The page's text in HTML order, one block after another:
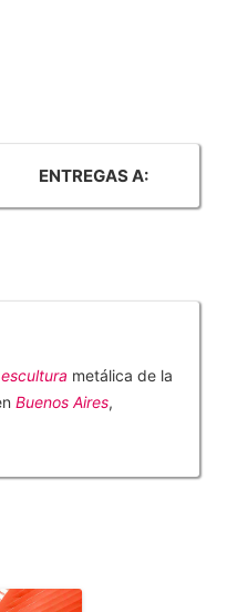
ENTREGAS A:
escultura metálica de la
Buenos Aires,